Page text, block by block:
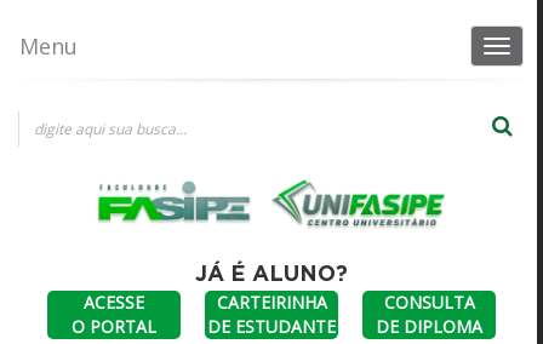
Toggle
Menu
Escolha uma opção
FASIPE SINOP UNIFASIPE
JÁ É ALUNO?
ACESSE
O PORTAL
CARTEIRINHA
DE ESTUDANTE
CONSULTA
DE DIPLOMA
Consultas a diplomas
ANTERIORES A
JULHO DE 2023
DIPLOMA
DIGITAL